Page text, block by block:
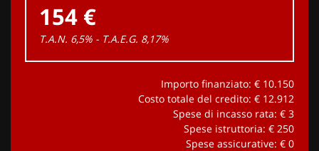
154 €
T.A.N. 6,5% - T.A.E.G. 8,17%
Importo finanziato: € 10.150
Costo totale del credito: € 12.912
Spese di incasso rata: € 3
Spese istruttoria: € 250
Spese assicurative: € 0